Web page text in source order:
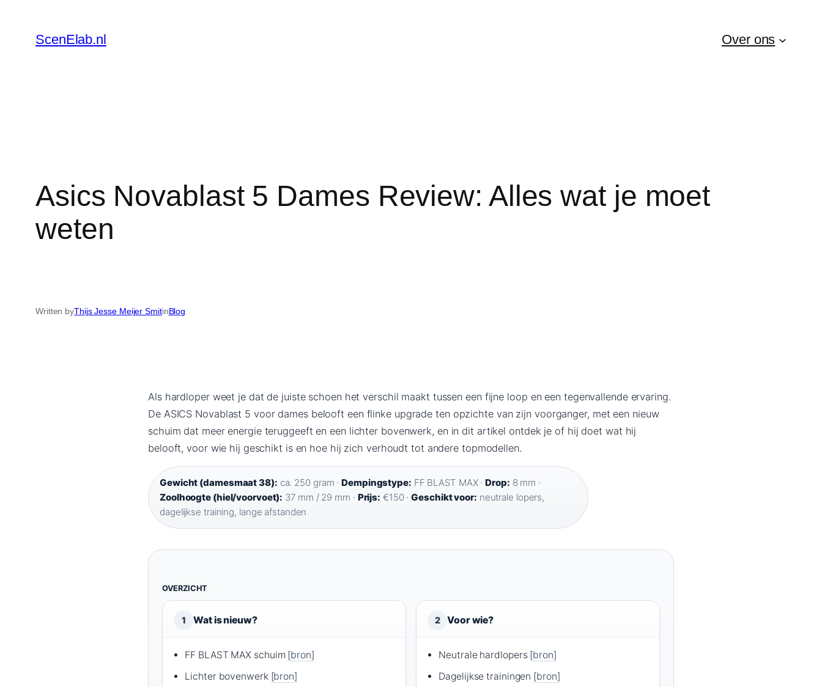
content
ScenElab.nl Over ons
Asics Novablast 5 Dames Review: Alles wat je moet
weten
Written byThijs Jesse Meijer SmitinBlog
Als hardloper weet je dat de juiste schoen het verschil maakt tussen een fijne loop en een tegenvallende ervaring.
De ASICS Novablast 5 voor dames belooft een flinke upgrade ten opzichte van zijn voorganger, met een nieuw
schuim dat meer energie teruggeeft en een lichter bovenwerk, en in dit artikel ontdek je of hij doet wat hij
belooft, voor wie hij geschikt is en hoe hij zich verhoudt tot andere topmodellen.
Gewicht (damesmaat 38): ca. 250 gram ·Dempingstype: FF BLAST MAX ·Drop: 8 mm ·
Zoolhoogte (hiel/voorvoet): 37 mm / 29 mm · Prijs: €150 ·Geschikt voor: neutrale lopers,
dagelijkse training, lange afstanden
OVERZICHT
1 Wat is nieuw?
FF BLAST MAX schuim [bron]
Lichter bovenwerk [bron]
2 Voor wie?
Neutrale hardlopers [bron]
Dagelijkse trainingen [bron]